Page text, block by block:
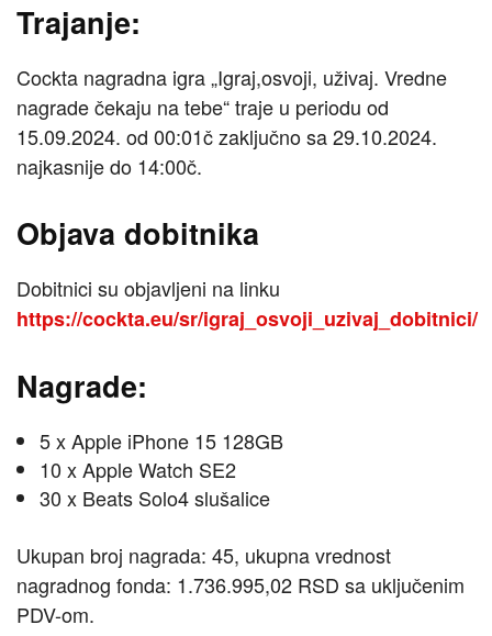
Trajanje:
Cockta nagradna igra „Igraj,osvoji, uživaj. Vredne
nagrade čekaju na tebe“ traje u periodu od
15.09.2024. od 00:01č zaključno sa 29.10.2024.
najkasnije do 14:00č.
Objava dobitnika
Dobitnici su objavljeni na linku
https://cockta.eu/sr/igraj_osvoji_uzivaj_dobitnici/
Nagrade:
5 x Apple iPhone 15 128GB
10 x Apple Watch SE2
30 x Beats Solo4 slušalice
Ukupan broj nagrada: 45, ukupna vrednost
nagradnog fonda: 1.736.995,02 RSD sa uključenim
PDV-om.